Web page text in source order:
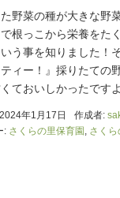
野菜の種が大きな野
で根っこから栄養をた
う事を知りました！
ティー！』採りたての
くておいしかったです
年1月17日 作成者:
: さくらの里保育園 さく